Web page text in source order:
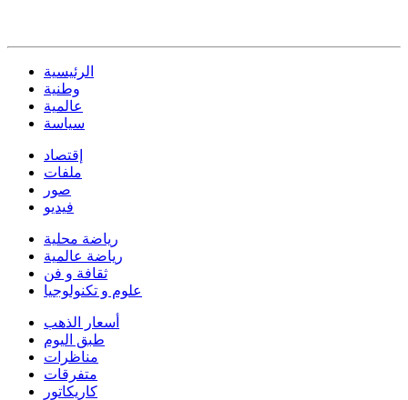
الرئيسية
وطنية
عالمية
سياسة
إقتصاد
ملفات
صور
فيديو
رياضة محلية
رياضة عالمية
ثقافة و فن
علوم و تكنولوجيا
أسعار الذهب
طبق اليوم
مناظرات
متفرقات
كاريكاتور